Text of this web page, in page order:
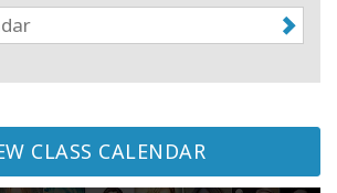
CLASS CALENDAR